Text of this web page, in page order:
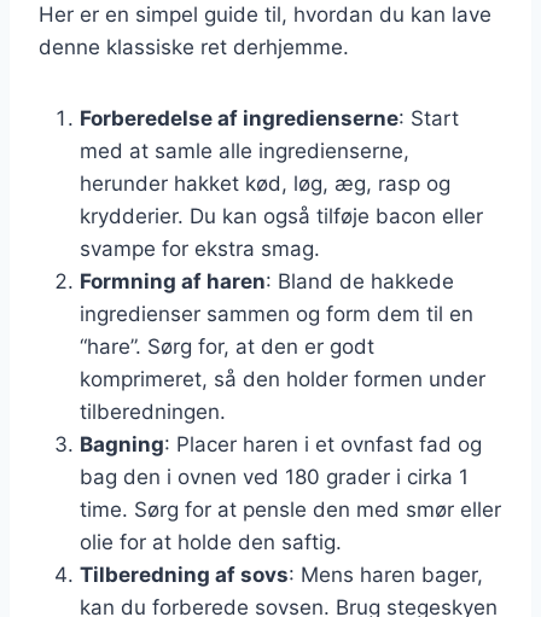
Her er en simpel guide til, hvordan du kan lave
denne klassiske ret derhjemme.
Forberedelse af ingredienserne: Start
med at samle alle ingredienserne,
herunder hakket kød, løg, æg, rasp og
krydderier. Du kan også tilføje bacon eller
svampe for ekstra smag.
Formning af haren: Bland de hakkede
ingredienser sammen og form dem til en
“hare”. Sørg for, at den er godt
komprimeret, så den holder formen under
tilberedningen.
Bagning: Placer haren i et ovnfast fad og
bag den i ovnen ved 180 grader i cirka 1
time. Sørg for at pensle den med smør eller
olie for at holde den saftig.
Tilberedning af sovs: Mens haren bager,
kan du forberede sovsen. Brug stegeskyen